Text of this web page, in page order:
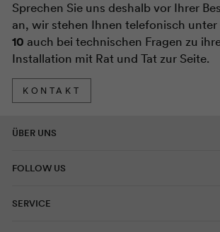
Sprechen Sie uns deshalb vor Ihrer
an, wir stehen Ihnen telefonisch unter
10 auch bei technischen Fragen zu
Installation mit Rat und Tat zur Seite.
KONTAKT
ÜBER UNS
FOLLOW US
SERVICE